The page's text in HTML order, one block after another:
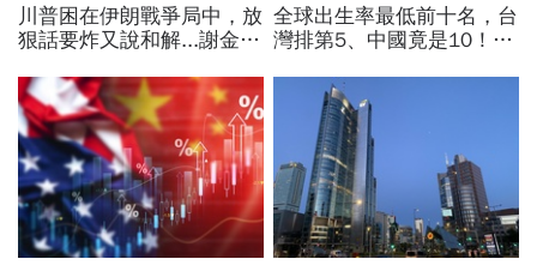
川普困在伊朗戰爭局中，放
狠話要炸又說和解...謝金河
一個國家的未來
全球出生率最低前十名，台
灣排第5、中國竟是10！亞
經濟壓力成天然避孕藥？